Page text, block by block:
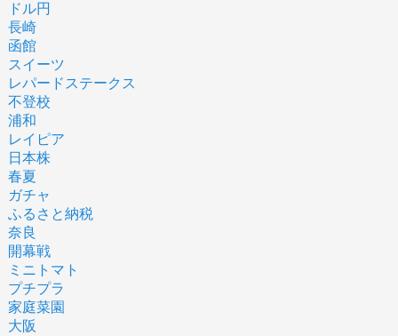
ドル円
長崎
函館
スイーツ
レパードステークス
不登校
浦和
レイピア
日本株
春夏
ガチャ
ふるさと納税
奈良
開幕戦
ミニトマト
プチプラ
家庭菜園
大阪